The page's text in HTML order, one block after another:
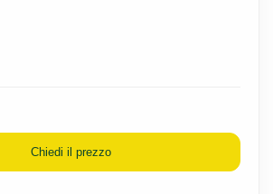
Chiedi il prezzo